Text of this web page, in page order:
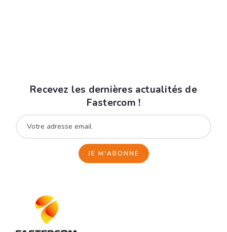
Recevez les dernières actualités de
Fastercom !